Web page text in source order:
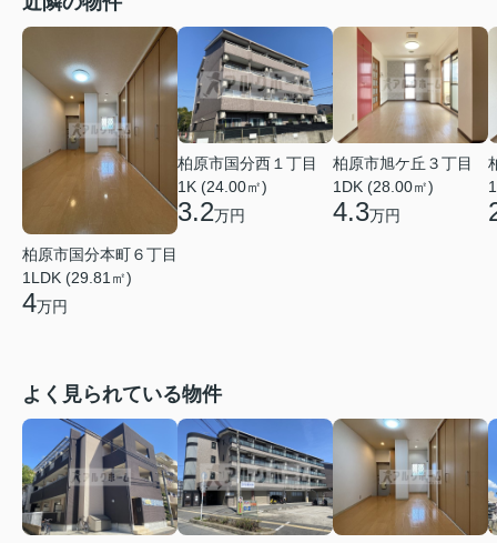
柏原市国分本町６丁目
1LDK (29.81㎡)
4万円
柏原市国分西１丁目
1K (24.00㎡)
3.2万円
柏原市旭ケ丘３丁目
1DK (28.00㎡)
4.3万円
よく見られている物件